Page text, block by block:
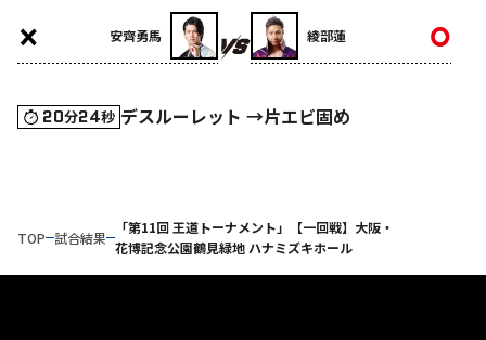
安齊勇馬 綾部蓮
20分24秒 デスルーレット →片エビ固め
TOP 試合結果
「第11回 王道トーナメント」【一回戦】大阪・
花博記念公園鶴見緑地 ハナミズキホール